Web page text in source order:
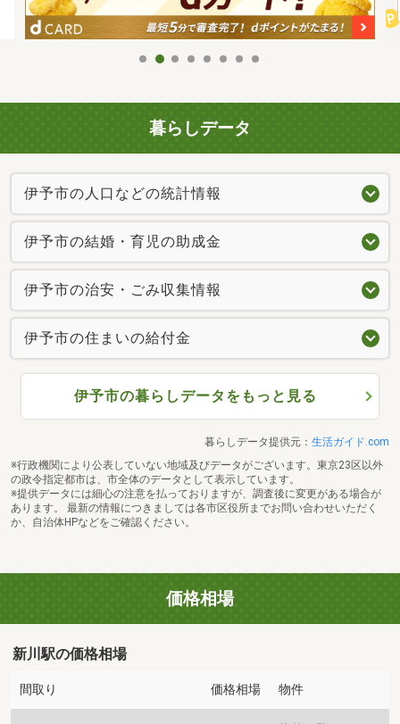
暮らしデータ
伊予市の人口などの統計情報
伊予市の結婚・育児の助成金
伊予市の治安・ごみ収集情報
伊予市の住まいの給付金
伊予市の暮らしデータをもっと見る
暮らしデータ提供元： 生活ガイド.com
※行政機関により公表していない地域及びデータがございます。東京23区以外
の政令指定都市は、市全体のデータとして表示しています。
※提供データには細心の注意を払っておりますが、調査後に変更がある場合が
あります。 最新の情報につきましては各市区役所までお問い合わせいただく
か、自治体HPなどをご確認ください。
価格相場
新川駅の価格相場
間取り 価格相場 物件